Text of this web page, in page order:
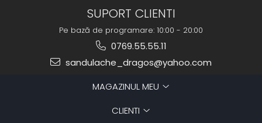
SUPORT CLIENTI
Pe bază de programare: 10:00 - 20:00
0769.55.55.11
sandulache_dragos@yahoo.com
MAGAZINUL MEU
CLIENTI